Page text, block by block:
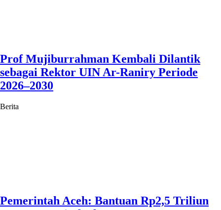
Prof Mujiburrahman Kembali Dilantik
sebagai Rektor UIN Ar-Raniry Periode
2026–2030
Berita
Pemerintah Aceh: Bantuan Rp2,5 Triliun